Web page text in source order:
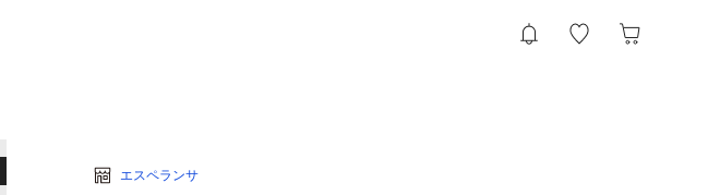
エスペランサ